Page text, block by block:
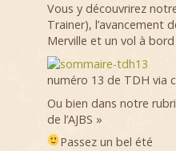
Vous y découvrirez
Trainer), l’avancement
Merville et un vol à
numéro 13 de TDH via
Ou bien dans notre
de l’AJBS »
Passez un bel été